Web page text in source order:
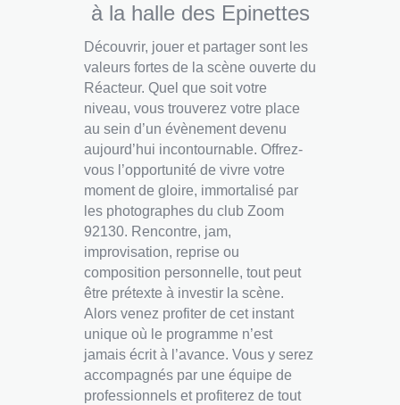
à la halle des Epinettes
Découvrir, jouer et partager sont les
valeurs fortes de la scène ouverte du
Réacteur. Quel que soit votre
niveau, vous trouverez votre place
au sein d’un évènement devenu
aujourd’hui incontournable. Offrez-
vous l’opportunité de vivre votre
moment de gloire, immortalisé par
les photographes du club Zoom
92130. Rencontre, jam,
improvisation, reprise ou
composition personnelle, tout peut
être prétexte à investir la scène.
Alors venez profiter de cet instant
unique où le programme n’est
jamais écrit à l’avance. Vous y serez
accompagnés par une équipe de
professionnels et profiterez de tout